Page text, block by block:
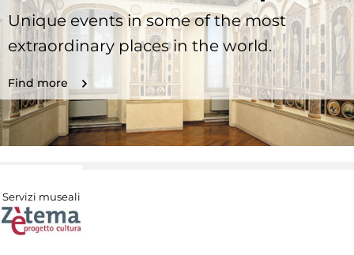
Unique events in some of the most
extraordinary places in the world.
Find more
Servizi museali